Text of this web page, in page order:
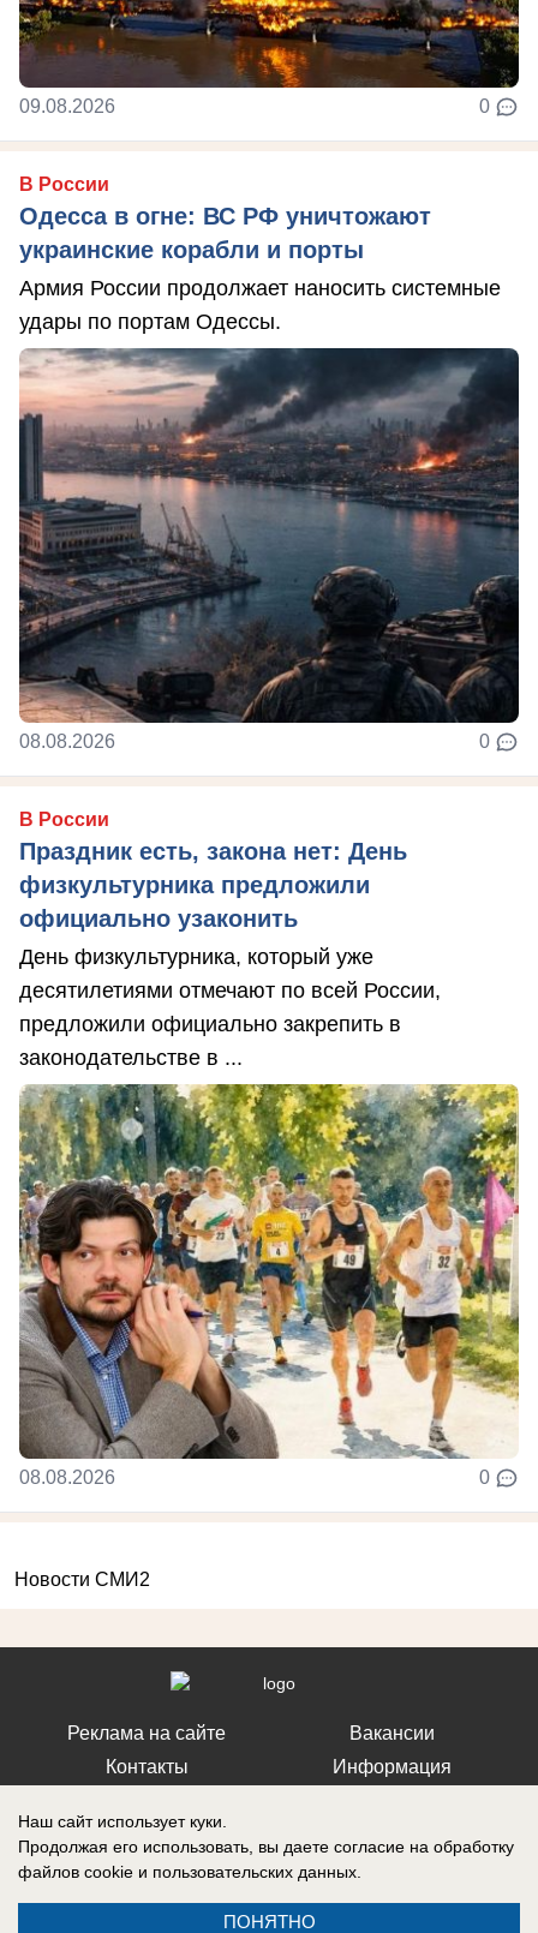
09.08.2026 0
В России
Одесса в огне: ВС РФ уничтожают
украинские корабли и порты
Армия России продолжает наносить системные
удары по портам Одессы.
08.08.2026 0
В России
Праздник есть, закона нет: День
физкультурника предложили
официально узаконить
День физкультурника, который уже
десятилетиями отмечают по всей России,
предложили официально закрепить в
законодательстве в ...
08.08.2026 0
Новости СМИ2
Реклама на сайте
Контакты
Вакансии
Информация
службой по надзору в сфере связи, информационных технологий и
Наш сайт использует куки.
Продолжая его использовать, вы даете согласие на обработку
файлов cookie и пользовательских данных.
ПОНЯТНО